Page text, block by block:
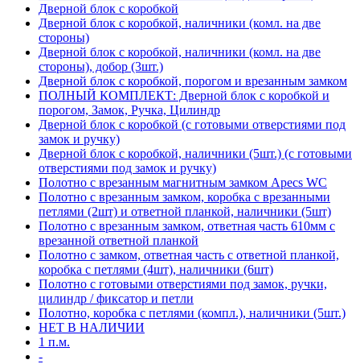
Дверной блок с коробкой
Дверной блок с коробкой, наличники (комл. на две
стороны)
Дверной блок с коробкой, наличники (комл. на две
стороны), добор (3шт.)
Дверной блок с коробкой, порогом и врезанным замком
ПОЛНЫЙ КОМПЛЕКТ: Дверной блок с коробкой и
порогом, Замок, Ручка, Цилиндр
Дверной блок с коробкой (с готовыми отверстиями под
замок и ручку)
Дверной блок с коробкой, наличники (5шт.) (с готовыми
отверстиями под замок и ручку)
Полотно с врезанным магнитным замком Apecs WC
Полотно с врезанным замком, коробка с врезанными
петлями (2шт) и ответной планкой, наличники (5шт)
Полотно с врезанным замком, ответная часть 610мм с
врезанной ответной планкой
Полотно с замком, ответная часть с ответной планкой,
коробка с петлями (4шт), наличники (6шт)
Полотно с готовыми отверстиями под замок, ручки,
цилиндр / фиксатор и петли
Полотно, коробка с петлями (компл.), наличники (5шт.)
НЕТ В НАЛИЧИИ
1 п.м.
-